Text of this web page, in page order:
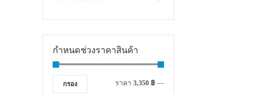
กำหนดช่วงราคาสินค้า
กรอง ราคา 3,350 ฿ —